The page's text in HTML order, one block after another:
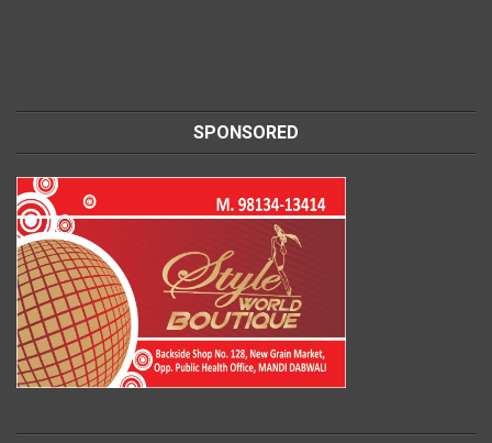
SPONSORED